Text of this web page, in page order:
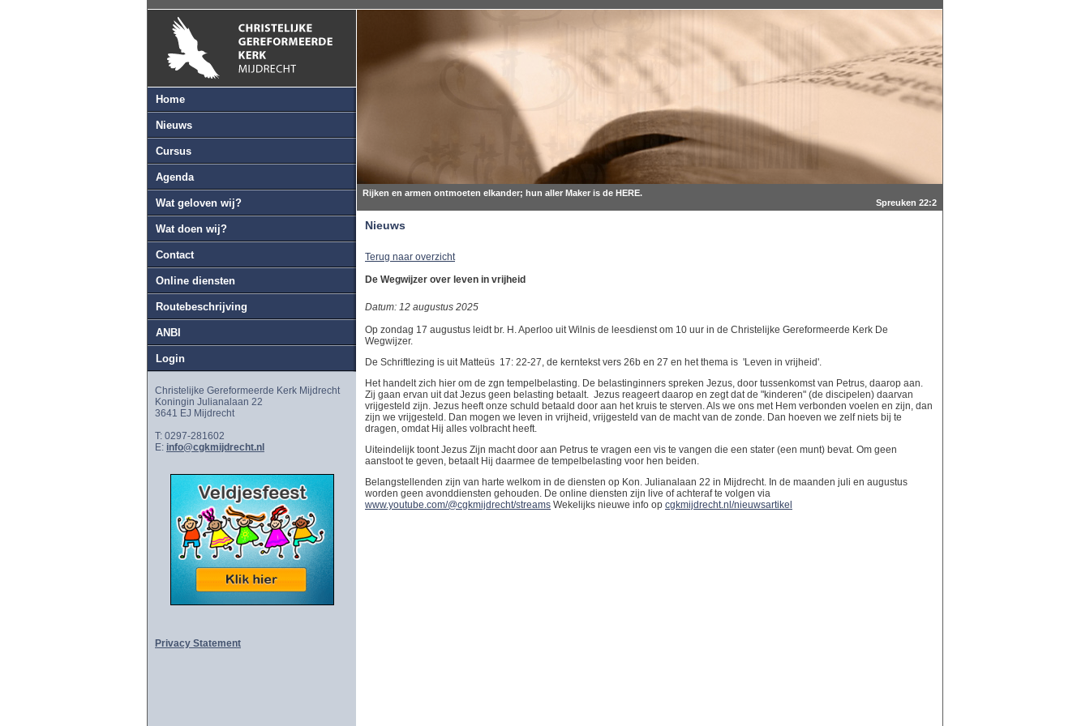
Home
Nieuws
Cursus
Agenda
Wat geloven wij?
Wat doen wij?
Contact
Online diensten
Routebeschrijving
ANBI
Login
Christelijke Gereformeerde Kerk Mijdrecht
Koningin Julianalaan 22
3641 EJ Mijdrecht
T: 0297-281602
E: info@cgkmijdrecht.nl
Privacy Statement
Rijken en armen ontmoeten elkander; hun aller Maker is de HERE.
Spreuken 22:2
Nieuws
Terug naar overzicht
De Wegwijzer over leven in vrijheid
Datum: 12 augustus 2025
Op zondag 17 augustus leidt br. H. Aperloo uit Wilnis de leesdienst om 10 uur in de Christelijke Gereformeerde Kerk De
Wegwijzer.
De Schriftlezing is uit Matteüs 17: 22-27, de kerntekst vers 26b en 27 en het thema is 'Leven in vrijheid'.
Het handelt zich hier om de zgn tempelbelasting. De belastinginners spreken Jezus, door tussenkomst van Petrus, daarop aan.
Zij gaan ervan uit dat Jezus geen belasting betaalt. Jezus reageert daarop en zegt dat de "kinderen" (de discipelen) daarvan
vrijgesteld zijn. Jezus heeft onze schuld betaald door aan het kruis te sterven. Als we ons met Hem verbonden voelen en zijn, dan
zijn we vrijgesteld. Dan mogen we leven in vrijheid, vrijgesteld van de macht van de zonde. Dan hoeven we zelf niets bij te
dragen, omdat Hij alles volbracht heeft.
Uiteindelijk toont Jezus Zijn macht door aan Petrus te vragen een vis te vangen die een stater (een munt) bevat. Om geen
aanstoot te geven, betaalt Hij daarmee de tempelbelasting voor hen beiden.
Belangstellenden zijn van harte welkom in de diensten op Kon. Julianalaan 22 in Mijdrecht. In de maanden juli en augustus
worden geen avonddiensten gehouden. De online diensten zijn live of achteraf te volgen via
www.youtube.com/@cgkmijdrecht/streams Wekelijks nieuwe info op cgkmijdrecht.nl/nieuwsartikel